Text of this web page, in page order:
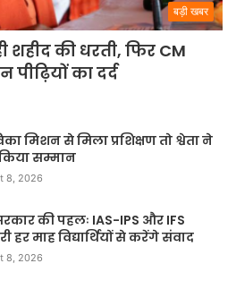
बड़ी खबर
की धरती, फिर CM
पीढ़ियों का दर्द
मिशन से मिला प्रशिक्षण तो श्वेता ने
सम्मान
8, 2026
की पहलः IAS-IPS और IFS
हर माह विद्यार्थियों से करेंगे संवाद
8, 2026